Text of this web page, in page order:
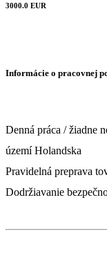
3000.0 EUR
Informácie o pracovnej
Denná práca / žiadne
území Holandska
Pravidelná preprava
Dodržiavanie